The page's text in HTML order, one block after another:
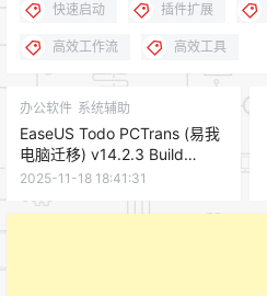
快速启动 插件扩展
高效工作流 高效工具
办公软件 系统辅助
EaseUS Todo PCTrans (易我
电脑迁移) v14.2.3 Build
20251117
2025-11-18 18:41:31